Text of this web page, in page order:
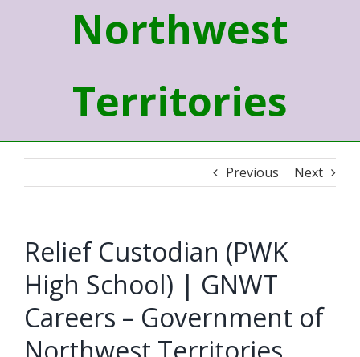
Northwest
Territories
Previous Next
Relief Custodian (PWK
High School) | GNWT
Careers – Government of
Northwest Territories